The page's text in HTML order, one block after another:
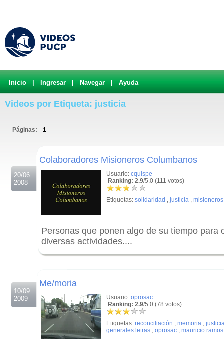
Inicio Ingresar Navegar Ayuda
Videos por Etiqueta: justicia
Páginas: 1
20/06
2008
Colaboradores Misioneros Columbanos
Usuario: cquispe
Ranking: 2.9/5.0 (111 votos)
Etiquetas: solidaridad , justicia , misioneros
Personas que ponen algo de su tiempo para
diversas actividades....
10/09
2009
Me/moria
Usuario: oprosac
Ranking: 2.9/5.0 (78 votos)
Etiquetas: reconciliación , memoria ,
generales letras , oprosac , mauricio ramos